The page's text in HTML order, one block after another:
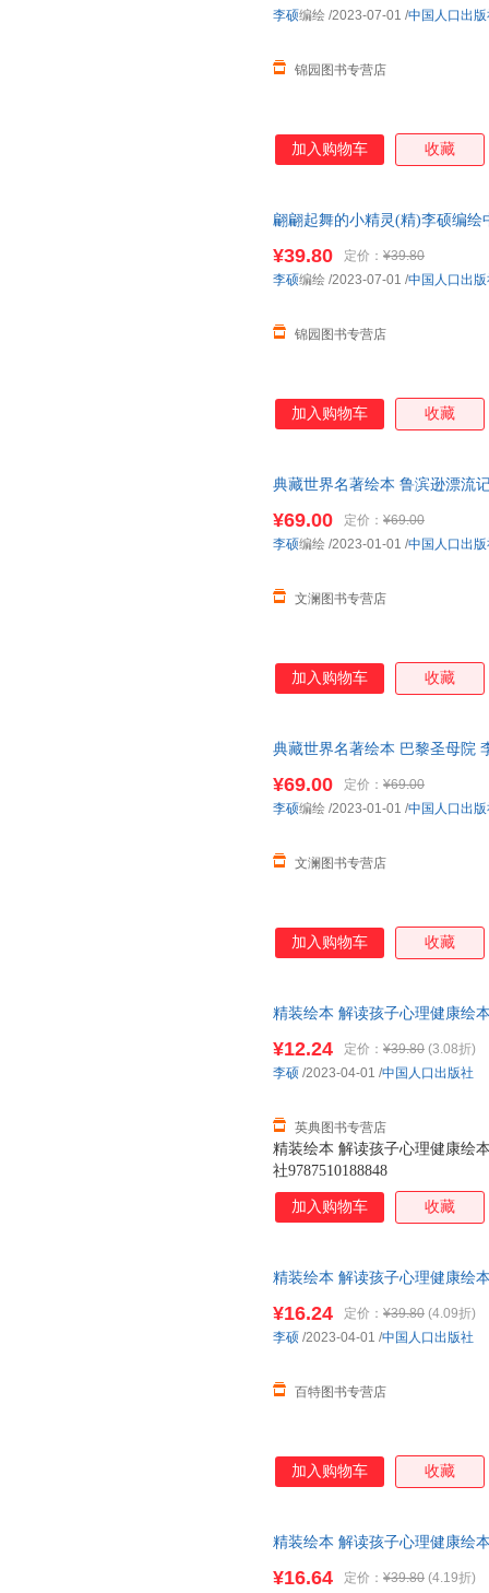
锦园图书专营店
李硕编绘 /2023-07-01 /中国人口出
加入购物车 收藏
翩翩起舞的小精灵(精)李硕编
¥39.80 定价： ¥39.80
锦园图书专营店
李硕编绘 /2023-07-01 /中国人口出
加入购物车 收藏
典藏世界名著绘本 鲁滨逊漂流
¥69.00 定价： ¥69.00
文澜图书专营店
李硕编绘 /2023-01-01 /中国人口出
加入购物车 收藏
典藏世界名著绘本 巴黎圣母院
¥69.00 定价： ¥69.00
文澜图书专营店
李硕编绘 /2023-01-01 /中国人口出
加入购物车 收藏
精装绘本 解读孩子心理健康绘
精装绘本 解读孩子心理健康绘
社9787510188848
¥12.24 定价： ¥39.80 (3.08折)
英典图书专营店
李硕 /2023-04-01 /中国人口出版社
加入购物车 收藏
精装绘本 解读孩子心理健康绘
¥16.24 定价： ¥39.80 (4.09折)
百特图书专营店
李硕 /2023-04-01 /中国人口出版社
加入购物车 收藏
精装绘本 解读孩子心理健康绘
¥16.64 定价： ¥39.80 (4.19折)